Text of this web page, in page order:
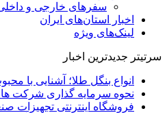
سفرهای خارجی و
اخبار استان‌های ایران
لینک‌های ویژه
سرتیتر جدیدترین اخبار
انواع بنگل طلا؛ آشنایی با
نحوه سرمایه‌ گذاری شرکت‌
فروشگاه اینترنتی تجهیزات